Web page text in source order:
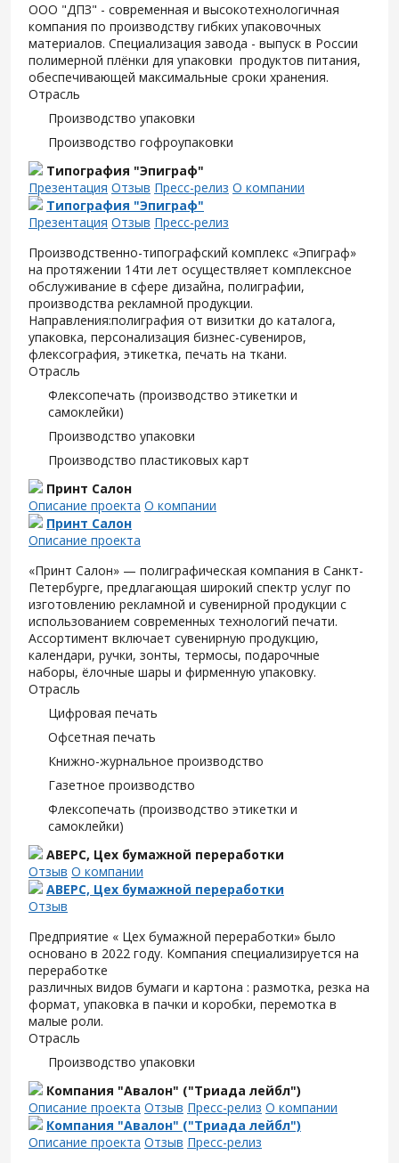
ООО "ДПЗ" - современная и высокотехнологичная
компания по производству гибких упаковочных
материалов. Специализация завода - выпуск в России
полимерной плёнки для упаковки продуктов питания,
обеспечивающей максимальные сроки хранения.
Отрасль
Производство упаковки
Производство гофроупаковки
Типография "Эпиграф"
Презентация Отзыв Пресс-релиз О компании
Типография "Эпиграф"
Презентация Отзыв Пресс-релиз
Производственно-типографский комплекс «Эпиграф»
на протяжении 14ти лет осуществляет комплексное
обслуживание в сфере дизайна, полиграфии,
производства рекламной продукции.
Направления:полиграфия от визитки до каталога,
упаковка, персонализация бизнес-сувениров,
флексография, этикетка, печать на ткани.
Отрасль
Флексопечать (производство этикетки и
самоклейки)
Производство упаковки
Производство пластиковых карт
Принт Салон
Описание проекта О компании
Принт Салон
Описание проекта
«Принт Салон» — полиграфическая компания в Санкт-
Петербурге, предлагающая широкий спектр услуг по
изготовлению рекламной и сувенирной продукции с
использованием современных технологий печати.
Ассортимент включает сувенирную продукцию,
календари, ручки, зонты, термосы, подарочные
наборы, ёлочные шары и фирменную упаковку.
Отрасль
Цифровая печать
Офсетная печать
Книжно-журнальное производство
Газетное производство
Флексопечать (производство этикетки и
самоклейки)
АВЕРС, Цех бумажной переработки
Отзыв О компании
АВЕРС, Цех бумажной переработки
Отзыв
Предприятие « Цех бумажной переработки» было
основано в 2022 году. Компания специализируется на
переработке
различных видов бумаги и картона : размотка, резка на
формат, упаковка в пачки и коробки, перемотка в
малые роли.
Отрасль
Производство упаковки
Компания "Авалон" ("Триада лейбл")
Описание проекта Отзыв Пресс-релиз О компании
Компания "Авалон" ("Триада лейбл")
Описание проекта Отзыв Пресс-релиз